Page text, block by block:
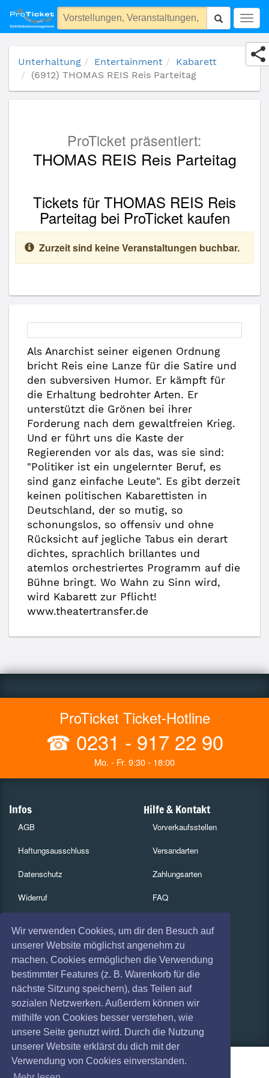
Wir verwenden Cookies, um dir den Besuch auf
unserer Website möglichst angenehm zu
machen. Cookies ermöglichen die Verwendung
bestimmter Features (z. B. Warenkorb für die
nächste Sitzung speichern), das Teilen auf
sozialen Netzwerken. Außerdem können wir
mithilfe von Cookies besser verstehen, wie
unsere Seite genutzt wird. Durch die Nutzung
unserer Website erklärst du dich mit der
Verwendung von Cookies einverstanden.
(6912) THOMAS REIS Reis Parteitag
Unterhaltung Entertainment
Kabarett
(6912) THOMAS REIS Reis Parteitag
ProTicket präsentiert:
THOMAS REIS Reis Parteitag
Tickets für THOMAS REIS Reis
Parteitag bei ProTicket kaufen
Zurzeit sind keine Veranstaltungen buchbar.
Als Anarchist seiner eigenen Ordnung
bricht Reis eine Lanze für die Satire und
den subversiven Humor. Er kämpft für
die Erhaltung bedrohter Arten. Er
unterstützt die Grönen bei ihrer
Forderung nach dem gewaltfreien Krieg.
Und er führt uns die Kaste der
Regierenden vor als das, was sie sind:
"Politiker ist ein ungelernter Beruf, es
sind ganz einfache Leute". Es gibt derzeit
keinen politischen Kabarettisten in
Deutschland, der so mutig, so
schonungslos, so offensiv und ohne
Rücksicht auf jegliche Tabus ein derart
dichtes, sprachlich brillantes und
atemlos orchestriertes Programm auf die
Bühne bringt. Wo Wahn zu Sinn wird,
wird Kabarett zur Pflicht!
www.theatertransfer.de
ProTicket Ticket-Hotline
☎ 0231 - 917 22 90
Mo. - Fr. 9:30 - 18:00
Infos
AGB
Haftungsausschluss
Datenschutz
Widerruf
Absagen
Hilfe & Kontakt
Vorverkaufsstellen
Versandarten
Zahlungsarten
FAQ
Services
Gutscheine
Geschäftskunden
Kartenrückgabe
Besucherregistrierung